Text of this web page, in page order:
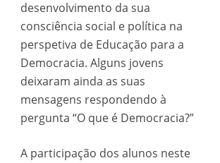
desenvolvimento da sua
consciência social e política na
perspetiva de Educação para a
Democracia. Alguns jovens
deixaram ainda as suas
mensagens respondendo à
pergunta “O que é Democracia?”
A participação dos alunos neste